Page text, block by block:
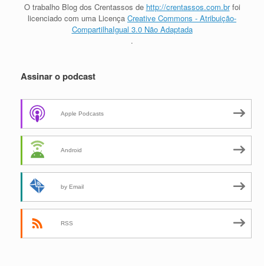
O trabalho Blog dos Crentassos de http://crentassos.com.brfoi
licenciado com uma Licença Creative Commons - Atribuição-
CompartilhaIgual 3.0 Não Adaptada
.
Assinar o podcast
Apple Podcasts
Android
by Email
RSS